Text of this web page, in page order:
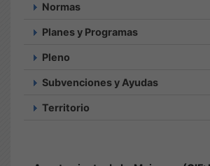
Normas
Planes y Programas
Pleno
Subvenciones y Ayudas
Territorio